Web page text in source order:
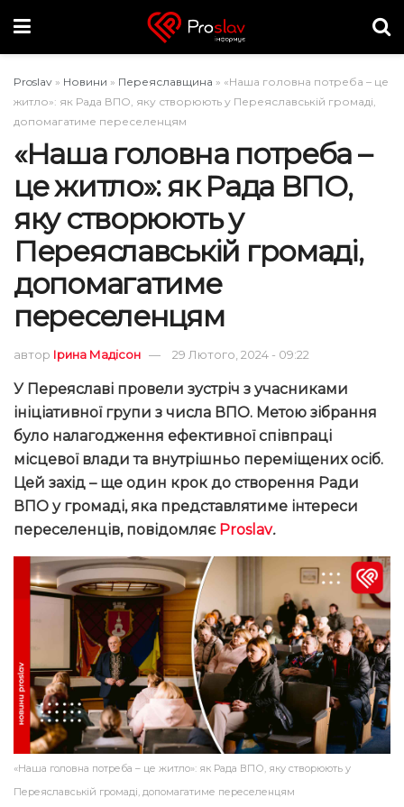
Proslav » Новини » Переяславщина » «Наша головна потреба – це
житло»: як Рада ВПО, яку створюють у Переяславській громаді,
допомагатиме переселенцям
«Наша головна потреба –
це житло»: як Рада ВПО,
яку створюють у
Переяславській громаді,
допомагатиме
переселенцям
автор Ірина Мадісон 29 Лютого, 2024 - 09:22
У Переяславі провели зустріч з учасниками
ініціативної групи з числа ВПО. Метою зібрання
було налагодження ефективної співпраці
місцевої влади та внутрішньо переміщених осіб.
Цей захід – ще один крок до створення Ради
ВПО у громаді, яка представлятиме інтереси
переселенців, повідомляє Proslav.
«Наша головна потреба – це житло»: як Рада ВПО, яку створюють у
Переяславській громаді, допомагатиме переселенцям